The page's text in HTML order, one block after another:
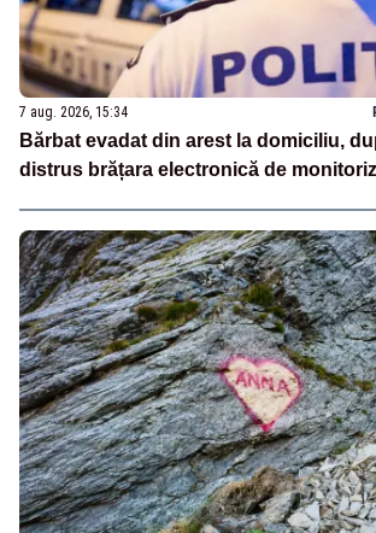
7 aug. 2026, 15:34
Bărbat evadat din arest la domiciliu,
distrus brățara electronică de